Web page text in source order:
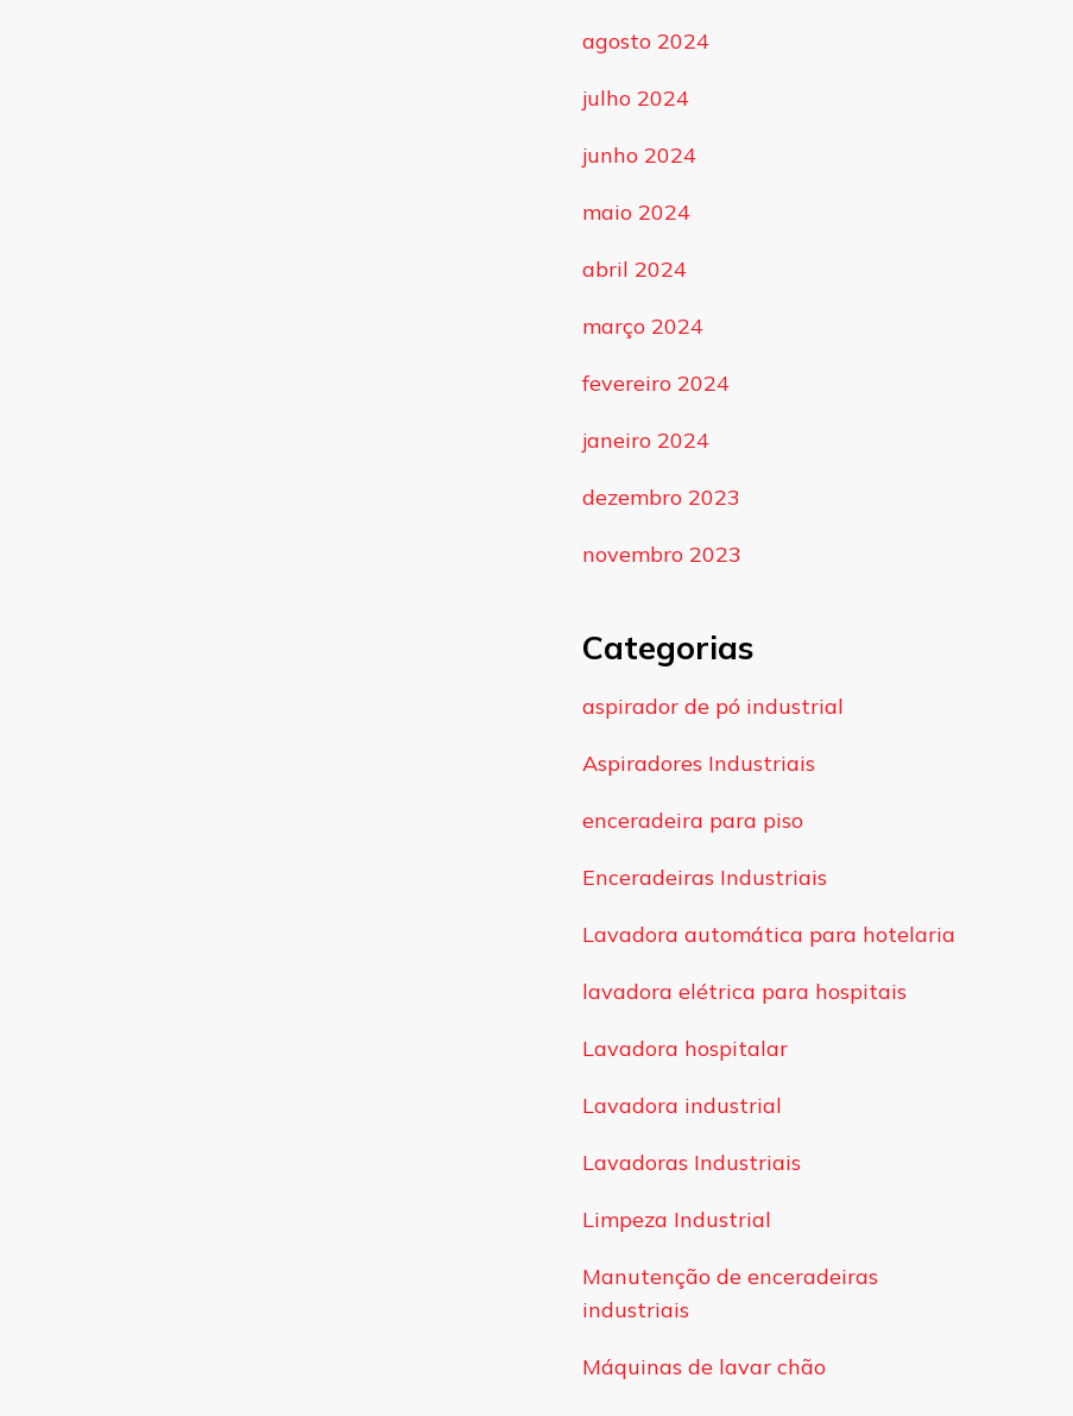
agosto 2024
julho 2024
junho 2024
maio 2024
abril 2024
março 2024
fevereiro 2024
janeiro 2024
dezembro 2023
novembro 2023
Categorias
aspirador de pó industrial
Aspiradores Industriais
enceradeira para piso
Enceradeiras Industriais
Lavadora automática para hotelaria
lavadora elétrica para hospitais
Lavadora hospitalar
Lavadora industrial
Lavadoras Industriais
Limpeza Industrial
Manutenção de enceradeiras
industriais
Máquinas de lavar chão